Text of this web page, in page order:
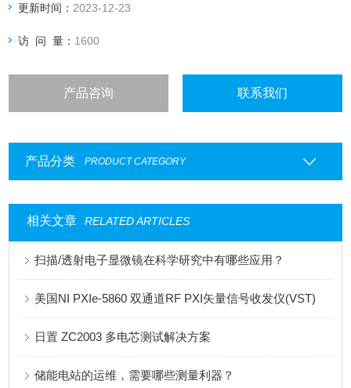
更新时间： 2023-12-23
访 问 量： 1600
产品咨询 联系我们
产品分类 PRODUCT CATEGORY
相关文章 RELATED ARTICLES
扫描/透射电子显微镜在科学研究中有哪些应用？
美国NI PXIe-5860 双通道RF PXI矢量信号收发仪(VST)
日置 ZC2003 多电芯测试解决方案
储能电站的运维，需要哪些测量利器？